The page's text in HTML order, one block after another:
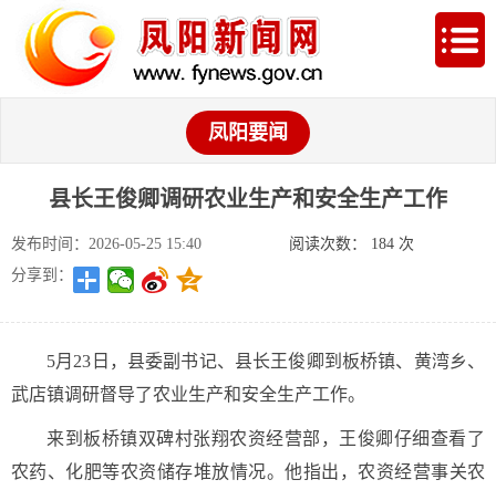
凤阳要闻
县长王俊卿调研农业生产和安全生产工作
发布时间：2026-05-25 15:40 阅读次数： 184 次
分享到：
5月23日，县委副书记、县长王俊卿到板桥镇、黄湾乡、
武店镇调研督导了农业生产和安全生产工作。
来到板桥镇双碑村张翔农资经营部，王俊卿仔细查看了
农药、化肥等农资储存堆放情况。他指出，农资经营事关农